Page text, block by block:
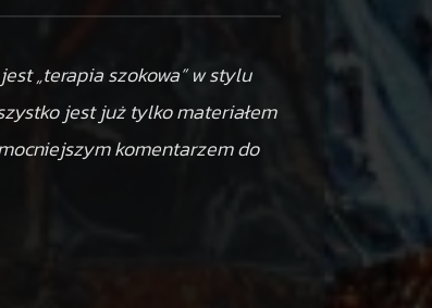
„terapia szokowa” w stylu
jest już tylko materiałem
komentarzem do